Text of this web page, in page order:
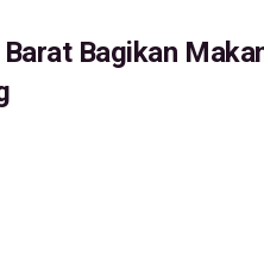
Bagikan